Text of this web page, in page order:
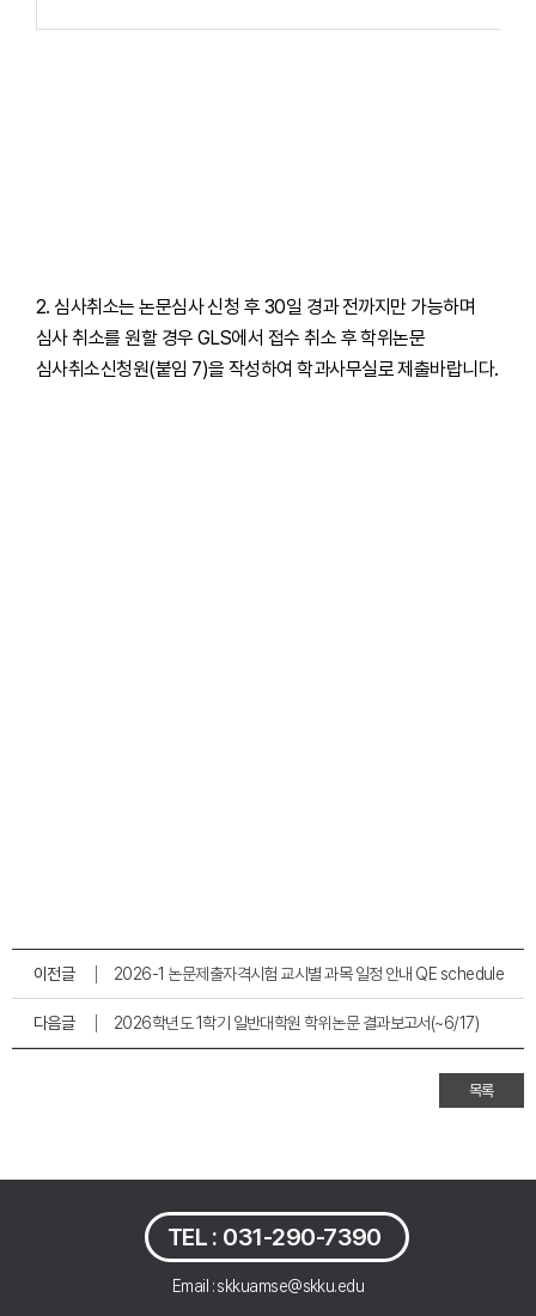
2. 심사취소는 논문심사 신청 후 30일 경과 전까지만 가능하며
심사 취소를 원할 경우 GLS에서 접수 취소 후 학위논문
심사취소신청원(붙임 7)을 작성하여 학과사무실로 제출바랍니다.
이전글 2026-1 논문제출자격시험 교시별 과목 일정 안내 QE schedule
다음글 2026학년도 1학기 일반대학원 학위논문 결과보고서(~6/17)
목록
TEL : 031-290-7390
Email : skkuamse@skku.edu